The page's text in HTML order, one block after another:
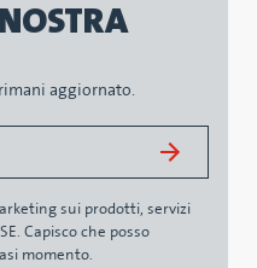
aggiornato.
sui prodotti, servizi
Capisco che posso
momento.